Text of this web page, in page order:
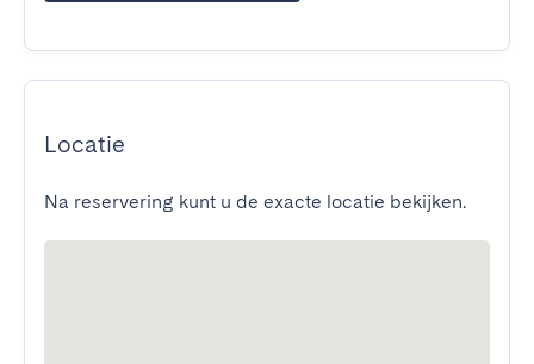
Locatie
Na reservering kunt u de exacte locatie bekijken.